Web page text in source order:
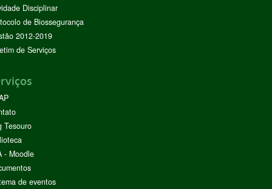
Disciplinar
de Biossegurança
2012-2019
de Serviços
Tesouro
- Moodle
de eventos